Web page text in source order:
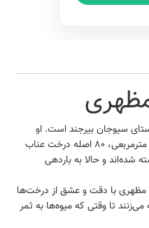
و اهل روستای سیوجان بیرجند است. او
همراه خانواده‌اش در باغی حدود ۵ هزار مترمربعی، ۸۰ اصله درخت عناب
سال پیش کاشته شده‌اند و حالا به باردهی
مظهری با دقت و عشق از درخت‌ها
تا وقتی که میوه‌ها به ثمر